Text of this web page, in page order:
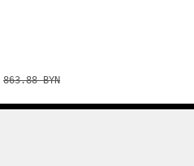
863.88 BYN